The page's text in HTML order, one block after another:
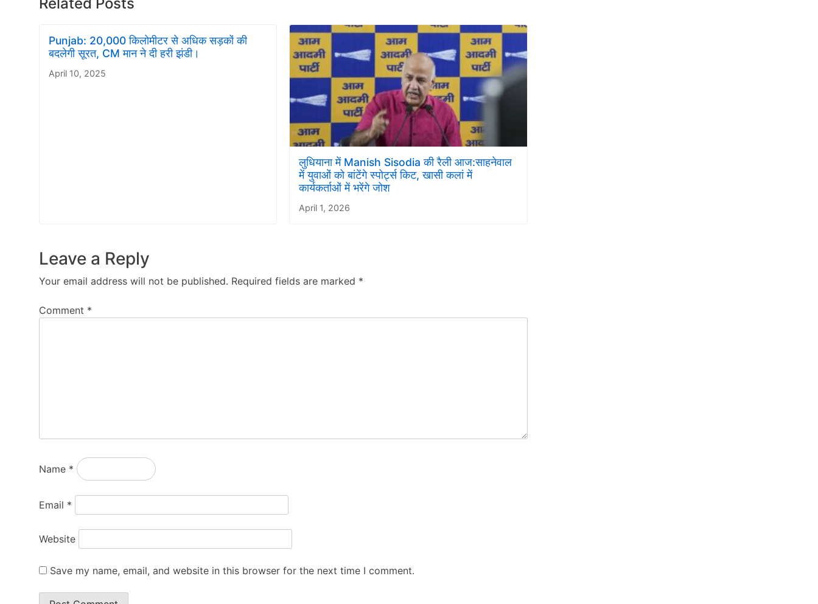
Related Posts
Punjab: 20,000 किलोमीटर से अधिक सड़कों की
बदलेगी सूरत, CM मान ने दी हरी झंडी।
April 10, 2025
लुधियाना में Manish Sisodia की रैली आज:साहनेवाल
में युवाओं को बांटेंगे स्पोर्ट्स किट, खासी कलां में
कार्यकर्ताओं में भरेंगे जोश
April 1, 2026
Leave a Reply
Your email address will not be published. Required fields are marked *
Comment *
Name *
Email *
Website
Save my name, email, and website in this browser for the next time I comment.